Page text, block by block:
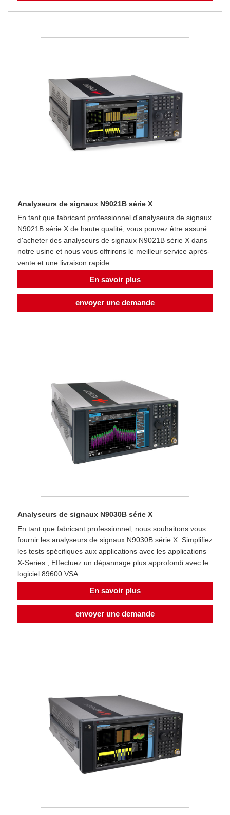
Analyseurs de signaux N9021B série X
En tant que fabricant professionnel d'analyseurs de signaux
N9021B série X de haute qualité, vous pouvez être assuré
d'acheter des analyseurs de signaux N9021B série X dans
notre usine et nous vous offrirons le meilleur service après-
vente et une livraison rapide.
En savoir plus
envoyer une demande
Analyseurs de signaux N9030B série X
En tant que fabricant professionnel, nous souhaitons vous
fournir les analyseurs de signaux N9030B série X. Simplifiez
les tests spécifiques aux applications avec les applications
X-Series ; Effectuez un dépannage plus approfondi avec le
logiciel 89600 VSA.
En savoir plus
envoyer une demande